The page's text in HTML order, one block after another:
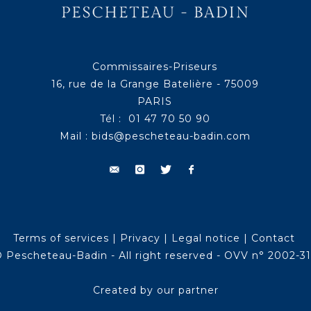
Commissaires-Priseurs
16, rue de la Grange Batelière - 75009
PARIS
Tél : 01 47 70 50 90
Mail : bids@pescheteau-badin.com
Terms of services | Privacy | Legal notice | Contact
Pescheteau-Badin - All right reserved - OVV n° 2002-
Created by our partner